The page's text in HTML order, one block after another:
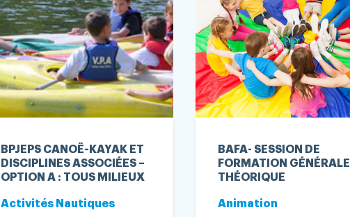
BPJEPS CANOË-KAYAK ET
DISCIPLINES ASSOCIÉES –
OPTION A : TOUS MILIEUX
Activités Nautiques
BAFA- SESSION DE
FORMATION GÉNÉRALE
THÉORIQUE
Animation